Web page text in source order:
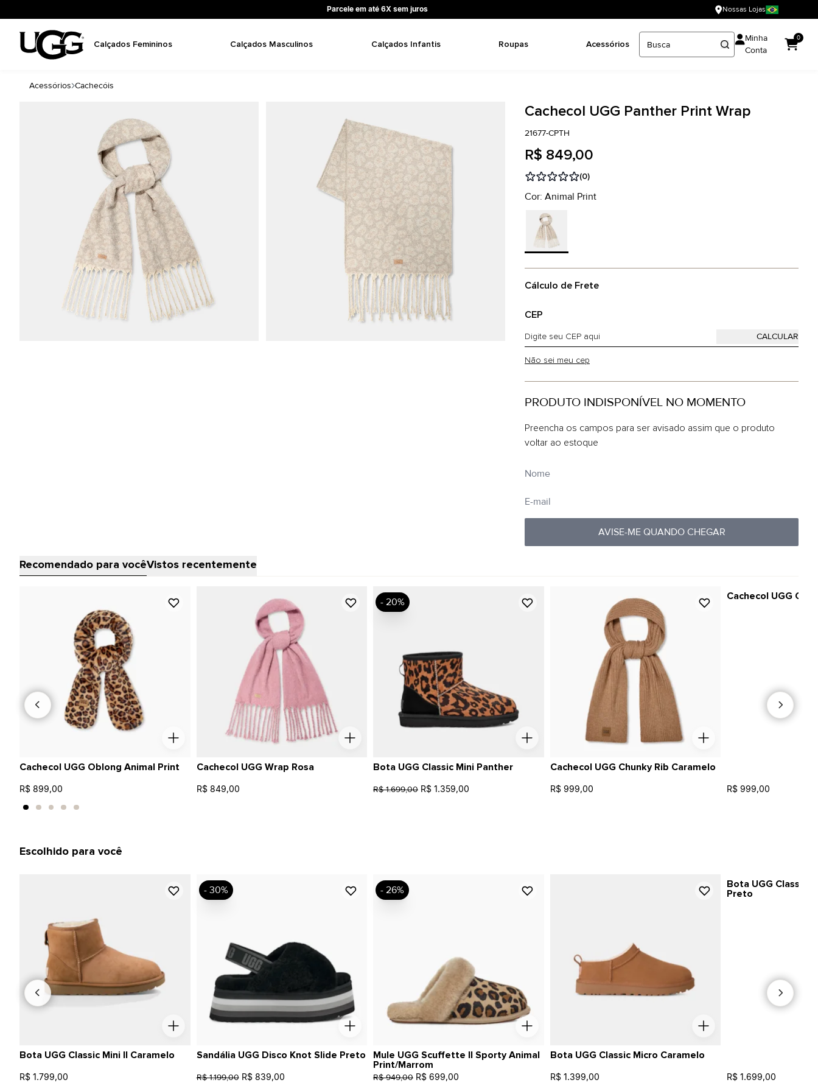
Parcele em até 6X sem juros Nossas Lojas
Calçados Femininos Calçados Masculinos Calçados Infantis Roupas Acessórios
Minha
Conta
0
Acessórios Cachecóis
Cachecol UGG Panther Print Wrap
21677-CPTH
R$ 849,00
(0)
Cor: Animal Print
Cálculo de Frete
CEP
Não sei meu cep
PRODUTO INDISPONÍVEL NO MOMENTO
Preencha os campos para ser avisado assim que o produto
voltar ao estoque
AVISE-ME QUANDO CHEGAR
Recomendado para vocêVistos recentemente
Cachecol UGG Oblong Animal Print
R$ 899,00
Cachecol UGG Wrap Rosa
R$ 849,00
Bota UGG Classic Mini Panther
R$ 1.699,00 R$ 1.359,00
- 20%
Cachecol UGG Chunky Rib Caramelo
R$ 999,00
Cachecol UGG
R$ 999,00
Escolhido para você
Bota UGG Classic Mini II Caramelo
R$ 1.799,00
Sandália UGG Disco Knot Slide Preto
R$ 1.199,00 R$ 839,00
- 30%
Mule UGG Scuffette II Sporty Animal
Print/Marrom
R$ 949,00 R$ 699,00
- 26%
Bota UGG Classic Micro Caramelo
R$ 1.399,00
Bota UGG Classic
Preto
R$ 1.699,00